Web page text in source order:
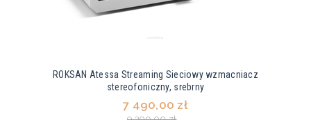
ROKSAN Atessa Streaming Sieciowy wzmacniacz
stereofoniczny, srebrny
7 490,00 zł